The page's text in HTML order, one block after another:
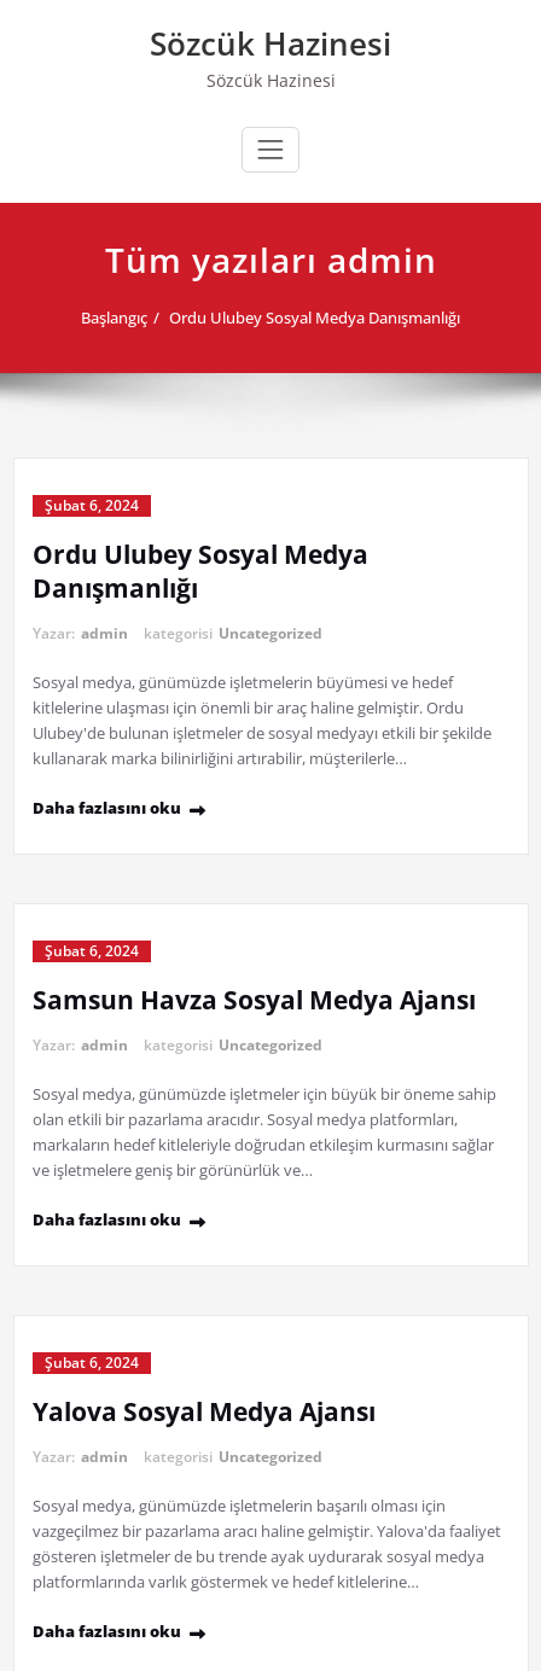
Sözcük Hazinesi
Sözcük Hazinesi
Tüm yazıları admin
Başlangıç Ordu Ulubey Sosyal Medya Danışmanlığı
Şubat 6, 2024
Ordu Ulubey Sosyal Medya
Danışmanlığı
Yazar: admin kategorisi Uncategorized
Sosyal medya, günümüzde işletmelerin büyümesi ve hedef
kitlelerine ulaşması için önemli bir araç haline gelmiştir. Ordu
Ulubey'de bulunan işletmeler de sosyal medyayı etkili bir şekilde
kullanarak marka bilinirliğini artırabilir, müşterilerle…
Daha fazlasını oku
Şubat 6, 2024
Samsun Havza Sosyal Medya Ajansı
Yazar: admin kategorisi Uncategorized
Sosyal medya, günümüzde işletmeler için büyük bir öneme sahip
olan etkili bir pazarlama aracıdır. Sosyal medya platformları,
markaların hedef kitleleriyle doğrudan etkileşim kurmasını sağlar
ve işletmelere geniş bir görünürlük ve…
Daha fazlasını oku
Şubat 6, 2024
Yalova Sosyal Medya Ajansı
Yazar: admin kategorisi Uncategorized
Sosyal medya, günümüzde işletmelerin başarılı olması için
vazgeçilmez bir pazarlama aracı haline gelmiştir. Yalova'da faaliyet
gösteren işletmeler de bu trende ayak uydurarak sosyal medya
platformlarında varlık göstermek ve hedef kitlelerine…
Daha fazlasını oku